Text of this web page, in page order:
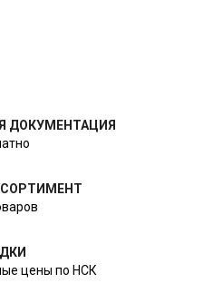
ДОКУМЕНТАЦИЯ
цены по НСК